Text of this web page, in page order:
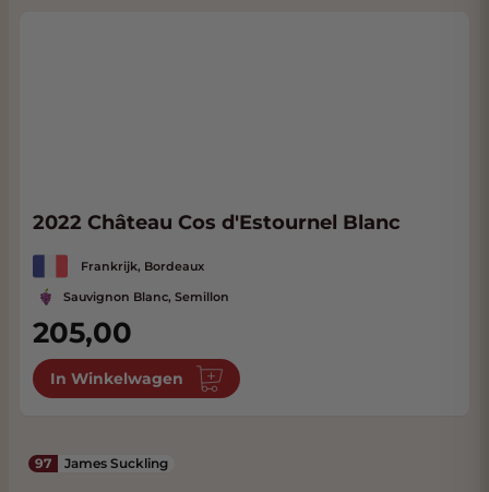
2022 Château Cos d'Estournel Blanc
Frankrijk, Bordeaux
Sauvignon Blanc, Semillon
205,00
In Winkelwagen
97 James Suckling